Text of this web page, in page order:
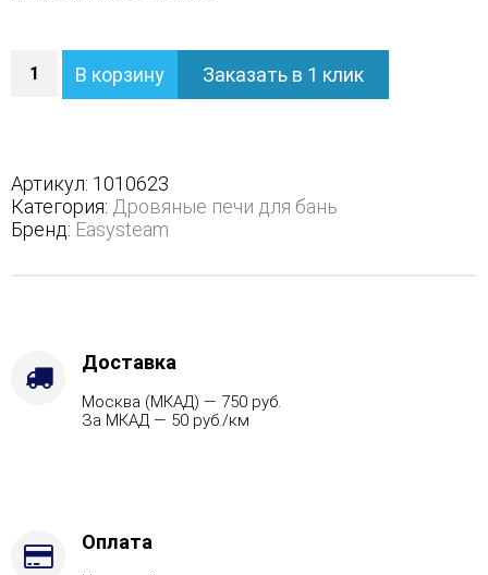
Печь
Геленджик
полноценном
кожухе
с
боковым
Змеевик,
стали
В корзину Заказать в 1 клик
Артикул: 1010623
Категория: Дровяные печи для бань
Бренд: Easysteam
Доставка
Москва (МКАД) — 750 руб.
За МКАД — 50 руб./км
Оплата